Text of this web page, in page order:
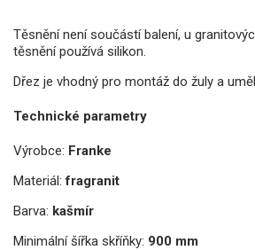
Těsnění není součástí balení, u
těsnění používá silikon.
Dřez je vhodný pro montáž do žuly a
Technické parametry
Výrobce: Franke
Materiál: fragranit
Barva: kašmír
Minimální šířka skříňky: 900 mm